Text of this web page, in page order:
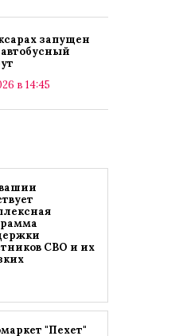
запущен
в 14:45
СВО и их
"Пехет"